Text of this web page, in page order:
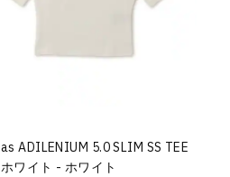
ADILENIUM 5.0 SLIM SS TEE
ワイト - ホワイト